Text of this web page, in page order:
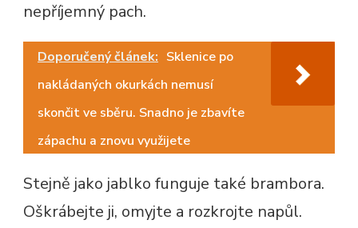
nepříjemný pach.
Doporučený článek: Sklenice po
nakládaných okurkách nemusí
skončit ve sběru. Snadno je zbavíte
zápachu a znovu využijete
Stejně jako jablko funguje také brambora.
Oškrábejte ji, omyjte a rozkrojte napůl.